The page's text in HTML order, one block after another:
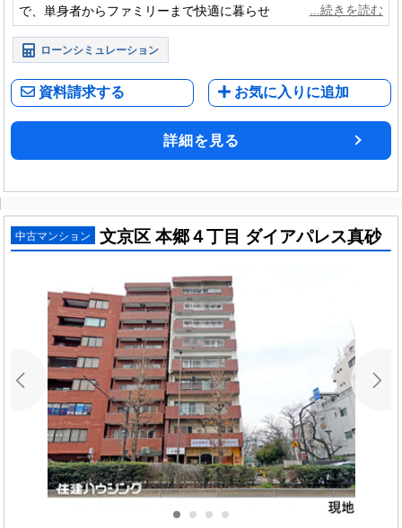
で、単身者からファミリーまで快適に暮らせるエリアとして高
い人気を保っています。
ローンシミュレーション
資料請求する お気に入りに追加
詳細を見る
中古マンション 文京区 本郷４丁目 ダイアパレス真砂